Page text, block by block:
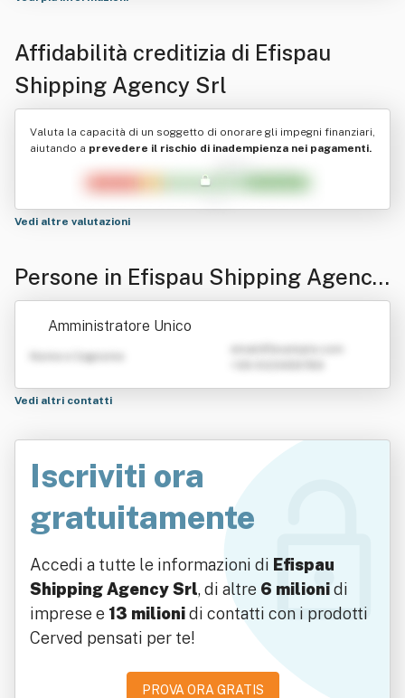
Affidabilità creditizia di Efispau
Shipping Agency Srl
Valuta la capacità di un soggetto di onorare gli impegni finanziari,
aiutando a prevedere il rischio di inadempienza nei pagamenti.
Vedi altre valutazioni
Persone in Efispau Shipping Agency
Srl
Amministratore Unico
Nome e Cognome
Vedi altri contatti
Iscriviti ora
gratuitamente
Accedi a tutte le informazioni di Efispau
Shipping Agency Srl, di altre 6 milionidi
imprese e 13 milionidi contatti con i prodotti
Cerved pensati per te!
PROVA ORA GRATIS